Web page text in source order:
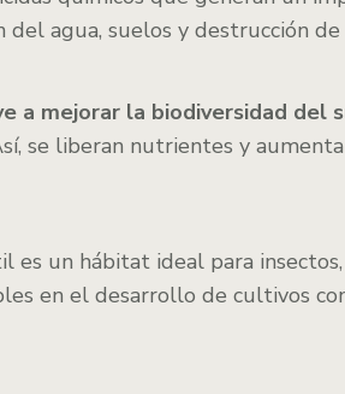
agua, suelos y destrucción
a mejorar la biodiversidad del
se liberan nutrientes y
es un hábitat ideal para
en el desarrollo de cultivos